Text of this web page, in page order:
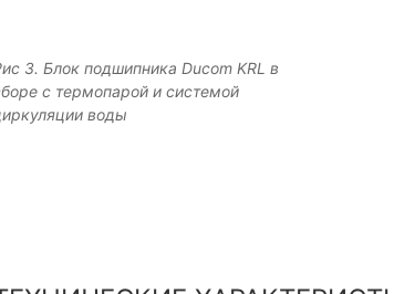
3. Блок подшипника Ducom KRL в
с термопарой и системой
воды